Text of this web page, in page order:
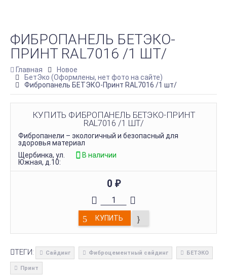
ФИБРОПАНЕЛЬ БЕТЭКО-
ПРИНТ RAL7016 /1 ШТ/
Главная
Новое
БетЭко (Оформлены, нет фото на сайте)
Фибропанель БЕТЭКО-Принт RAL7016 /1 шт/
КУПИТЬ ФИБРОПАНЕЛЬ БЕТЭКО-ПРИНТ
RAL7016 /1 ШТ/
Фибропанели – экологичный и безопасный для
здоровья материал
Щербинка, ул.
Южная, д.10:
В наличии
0 ₽
КУПИТЬ
ТЕГИ: Сайдинг Фиброцементный сайдинг БЕТЭКО
Принт